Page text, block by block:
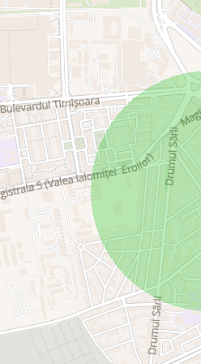
463 L
electrică Gorenje